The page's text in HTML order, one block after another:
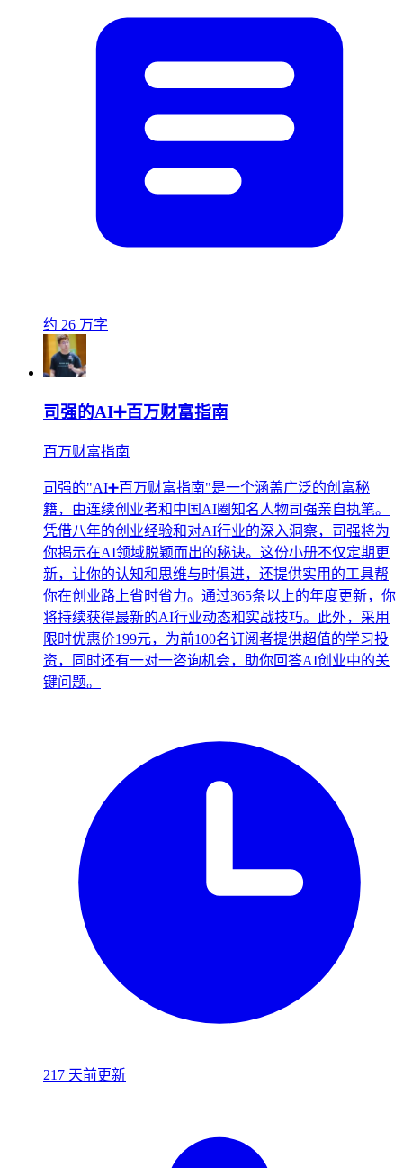
约 26 万字
司强的AI➕百万财富指南
百万财富指南
司强的"AI➕百万财富指南"是一个涵盖广泛的创富秘
籍，由连续创业者和中国AI圈知名人物司强亲自执笔。
凭借八年的创业经验和对AI行业的深入洞察，司强将为
你揭示在AI领域脱颖而出的秘诀。这份小册不仅定期更
新，让你的认知和思维与时俱进，还提供实用的工具帮
你在创业路上省时省力。通过365条以上的年度更新，你
将持续获得最新的AI行业动态和实战技巧。此外，采用
限时优惠价199元，为前100名订阅者提供超值的学习投
资，同时还有一对一咨询机会，助你回答AI创业中的关
键问题。
217 天前更新